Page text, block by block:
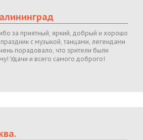
за приятный, яркий, добрый и хорошо
с музыкой, танцами, легендами
порадовало, что зрители были
Удачи и всего самого доброго!